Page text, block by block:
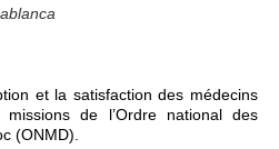
et la satisfaction des médecins
de l’Ordre national des
(ONMD).